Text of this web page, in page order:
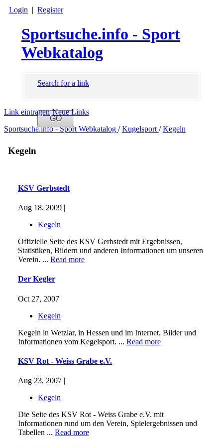
Login | Register
Sportsuche.info - Sport
Webkatalog
Search for a link
Link eintragen Neue Links
Sportsuche.info - Sport Webkatalog / Kugelsport/ Kegeln
Kegeln
KSV Gerbstedt
Aug 18, 2009 |
Kegeln
Offizielle Seite des KSV Gerbstedt mit Ergebnissen,
Statistiken, Bildern und anderen Informationen um unseren
Verein. ... Read more
Der Kegler
Oct 27, 2007 |
Kegeln
Kegeln in Wetzlar, in Hessen und im Internet. Bilder und
Informationen vom Kegelsport. ... Read more
KSV Rot - Weiss Grabe e.V.
Aug 23, 2007 |
Kegeln
Die Seite des KSV Rot - Weiss Grabe e.V. mit
Informationen rund um den Verein, Spielergebnissen und
Tabellen ... Read more